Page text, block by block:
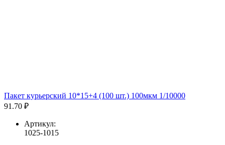
Пакет курьерский 10*15+4 (100 шт.) 100мкм 1/10000
91.70 ₽
Артикул:
1025-1015